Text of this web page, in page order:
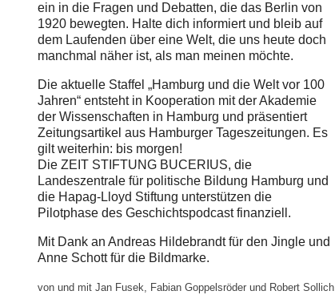
ein in die Fragen und Debatten, die das Berlin von
1920 bewegten. Halte dich informiert und bleib auf
dem Laufenden über eine Welt, die uns heute doch
manchmal näher ist, als man meinen möchte.
Die aktuelle Staffel „Hamburg und die Welt vor 100
Jahren“ entsteht in Kooperation mit der Akademie
der Wissenschaften in Hamburg und präsentiert
Zeitungsartikel aus Hamburger Tageszeitungen. Es
gilt weiterhin: bis morgen!
Die ZEIT STIFTUNG BUCERIUS, die
Landeszentrale für politische Bildung Hamburg und
die Hapag-Lloyd Stiftung unterstützen die
Pilotphase des Geschichtspodcast finanziell.
Mit Dank an Andreas Hildebrandt für den Jingle und
Anne Schott für die Bildmarke.
von und mit Jan Fusek, Fabian Goppelsröder und Robert Sollich